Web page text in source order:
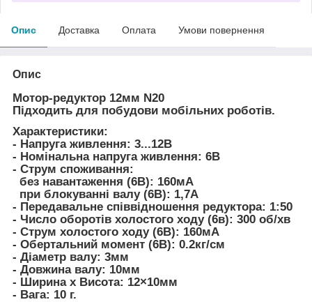
Опис Доставка Оплата Умови повернення
Опис
Мотор-редуктор 12мм N20
Підходить для побудови мобільних роботів.
Характеристики:
- Напруга живлення: 3...12В
- Номінальна напруга живлення: 6В
- Струм споживання:
без навантаження (6В): 160мА
при блокуванні валу (6В): 1,7А
- Передавальне співвідношення редуктора: 1:50
- Число оборотів холостого ходу (6в): 300 об/хв
- Струм холостого ходу (6В): 160мА
- Обертальний момент (6В): 0.2кг/см
- Діаметр валу: 3мм
- Довжина валу: 10мм
- Ширина х Висота: 12×10мм
- Вага: 10 г.